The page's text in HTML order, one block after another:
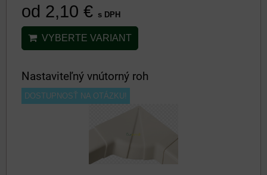
od 2,10 € s DPH
VYBERTE VARIANT
Nastaviteľný vnútorný roh
DOSTUPNOSŤ NA OTÁZKU!